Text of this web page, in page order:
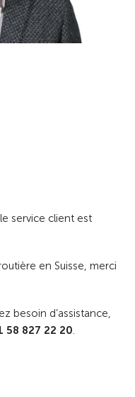
service client est
en Suisse, merci
besoin d’assistance,
58 827 22 20.